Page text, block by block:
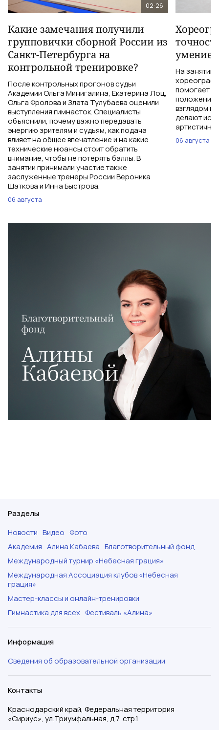
02:26
Какие замечания получили
групповички сборной России из
Санкт-Петербурга на
контрольной тренировке?
После контрольных прогонов судьи
Академии Ольга Минигалина, Екатерина Лоц,
Ольга Фролова и Злата Тулубаева оценили
выступления гимнасток. Специалисты
объяснили, почему важно передавать
энергию зрителям и судьям, как подача
влияет на общее впечатление и на какие
технические нюансы стоит обратить
внимание, чтобы не потерять баллы. В
занятии принимали участие также
заслуженные тренеры России Вероника
Шаткова и Инна Быстрова.
06 августа
умение
На занятии
хореограф
помогает
взглядом и
делают
06 августа
Разделы
Новости Видео Фото
Академия Алина Кабаева Благотворительный фонд
Международный турнир «Небесная грация»
Международная Ассоциация клубов «Небесная
грация»
Мастер-классы и онлайн-тренировки
Гимнастика для всех Фестиваль «Алина»
Информация
Сведения об образовательной организации
Контакты
Краснодарский край, Федеральная территория
«Сириус», ул.Триумфальная, д.7, стр.1